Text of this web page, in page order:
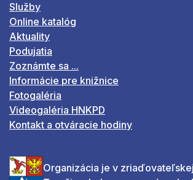
Služby
Online katalóg
Aktuality
Podujatia
Zoznámte sa ...
Informácie pre knižnice
Fotogaléria
Videogaléria HNKPD
Kontakt a otváracie hodiny
Organizácia je v